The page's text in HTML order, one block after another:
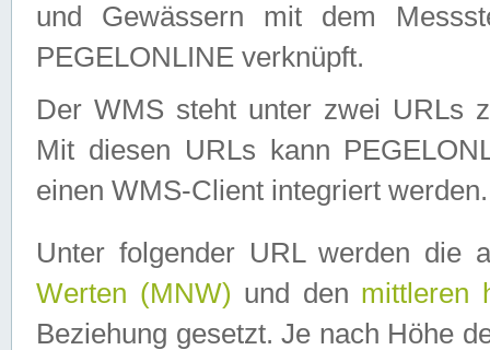
und Gewässern mit dem
PEGELONLINE verknüpft.
Der WMS steht unter zwei URLs
Mit diesen URLs kann
einen WMS-Client integriert werden.
Unter folgender URL werden die
Werten (MNW) und den mittleren
Beziehung gesetzt. Je nach Höhe